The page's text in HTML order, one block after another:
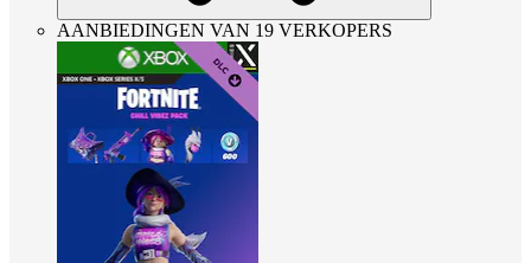
AANBIEDINGEN VAN 19 VERKOPERS